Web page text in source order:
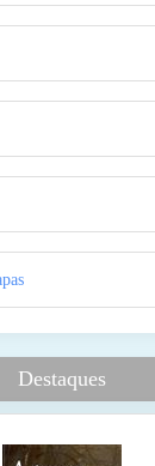
Destaques